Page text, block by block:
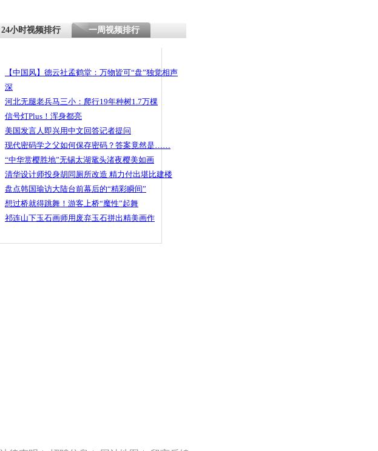
24小时视频排行 一周视频排行
【中国风】德云社孟鹤堂：万物皆可“盘”独觉相声
深
河北无腿老兵马三小：爬行19年种树1.7万棵
信号灯Plus！浑身都亮
美国发言人即兴用中文回答记者提问
现代密码学之父如何保存密码？答案竟然是……
“中华赏樱胜地”无锡太湖鼋头渚夜樱美如画
清华设计师投身胡同厕所改造 精力付出堪比建楼
盘点韩国瑜访大陆台前幕后的“精彩瞬间”
想过桥就得跳舞！游客上桥“魔性”起舞
祁连山下玉石画师用废弃玉石拼出精美画作